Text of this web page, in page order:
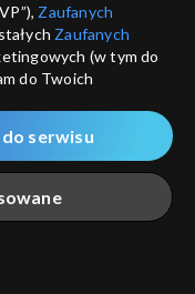
czyli Inspekcja
Chłopska
Zaufanych
Zaufanych
(w tym do
do Twoich
udostępnianie
przez
zwanych dalej
za pomocą
serwisu